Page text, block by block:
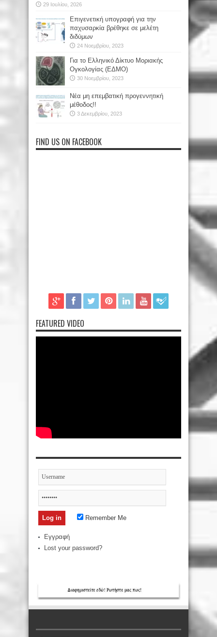
29 Ιουλίου, 2026
Επιγενετική υπογραφή για την
παχυσαρκία βρέθηκε σε μελέτη
διδύμων
24 Νοεμβρίου, 2023
Για το Ελληνικό Δίκτυο Μοριακής
Ογκολογίας (ΕΔΜΟ)
30 Νοεμβρίου, 2023
Νέα μη επεμβατική προγεννητική
μέθοδος!!
3 Δεκεμβρίου, 2023
FIND US ON FACEBOOK
FEATURED VIDEO
Remember Me
Εγγραφή
Lost your password?